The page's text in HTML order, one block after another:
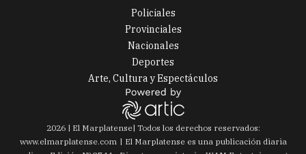
Policiales
Provinciales
Nacionales
Deportes
Arte, Cultura y Espectáculos
2026| El Marplatense| Todos los derechos reservados:
www.elmarplatense.com
El Marplatense es una publicación diaria